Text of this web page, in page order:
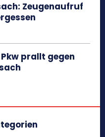
Zeugenaufruf
prallt gegen